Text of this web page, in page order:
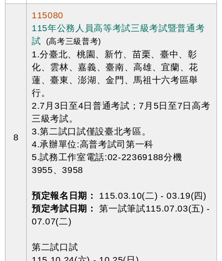
8
115080
115年公務人員高等考試三級考試暨普通考
試
(高考三級普考)
1.分臺北、桃園、新竹、苗栗、臺中、彰
化、雲林、嘉義、臺南、高雄、宜蘭、花
蓮、臺東、澎湖、金門、馬祖十六考區舉
行。
2.7月3日至4日普通考試；7月5日至7日高考
三級考試。
3.第二試口試僅設臺北考區。
4.承辦單位:高普考試司第一科
5.試務工作室電話:02-22369188分機
3955、3958
預定報名日期：
115.03.10(二) - 03.19(四)
預定考試日期：
第一試筆試115.07.03(五) -
07.07(二)
第二試口試